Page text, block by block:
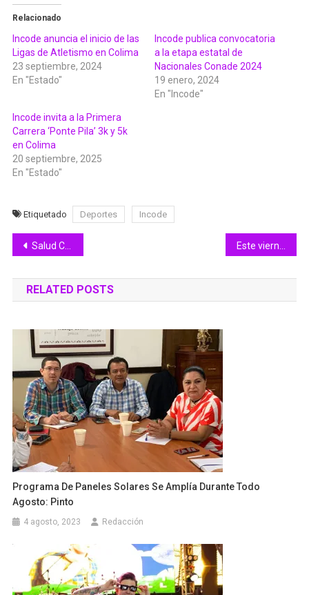
Relacionado
Incode anuncia el inicio de las
Ligas de Atletismo en Colima
23 septiembre, 2024
En "Estado"
Incode publica convocatoria
a la etapa estatal de
Nacionales Conade 2024
19 enero, 2024
En "Incode"
Incode invita a la Primera
Carrera ‘Ponte Pila’ 3k y 5k
en Colima
20 septiembre, 2025
En "Estado"
Etiquetado Deportes Incode
Navegación
de
entradas
Salud Colima realiza brigadas para prevenir enfermedades y brotes Este viernes es la elección de la Embajadora de la Feria de Colima 2023
RELATED POSTS
Programa De Paneles Solares Se Amplía Durante Todo
Agosto: Pinto
4 agosto, 2023 Redacción